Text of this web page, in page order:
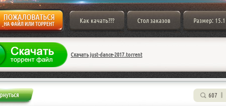
Как качать??? Стол заказов Размер:
Скачать just-dance-2017.torrent
607